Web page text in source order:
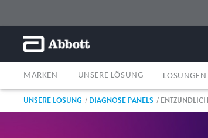
MARKEN UNSERE LÖSUNG LÖSUNGEN
UNSERE LÖSUNG DIAGNOSE PANELS